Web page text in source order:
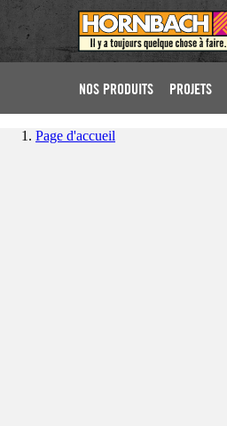
NOS PRODUITS PROJETS
Page d'accueil